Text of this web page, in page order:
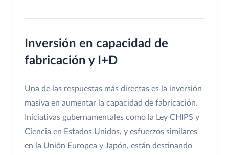
Inversión en capacidad de
fabricación y I+D
Una de las respuestas más directas es la inversión
masiva en aumentar la capacidad de fabricación.
Iniciativas gubernamentales como la Ley CHIPS y
Ciencia en Estados Unidos, y esfuerzos similares
en la Unión Europea y Japón, están destinando